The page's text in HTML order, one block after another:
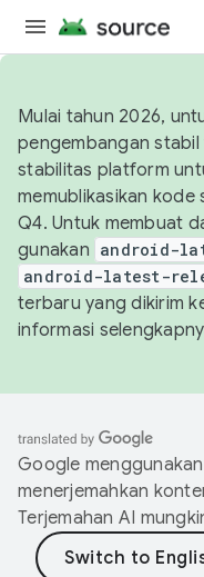
Mulai tahun 2026,
pengembangan stabil
stabilitas platform
memublikasikan kode
Q4. Untuk membuat
gunakan android-
android-latest-
terbaru yang dikirim
informasi
Google
menerjemahkan
Terjemahan AI